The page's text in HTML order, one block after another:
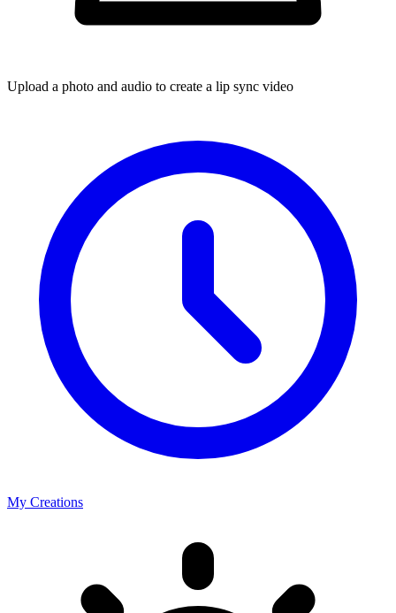
Upload a photo and audio to create a lip sync video
My Creations